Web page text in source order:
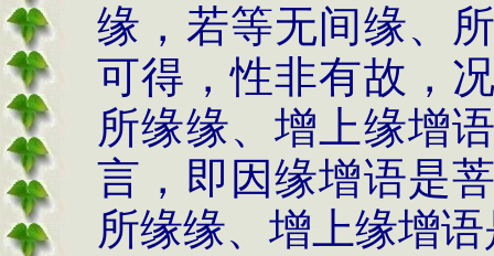
缘，若等无间缘、
可得，性非有故，
所缘缘、增上缘增
言，即因缘增语是
所缘缘、增上缘增